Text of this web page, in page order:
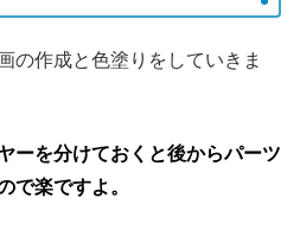
の作成と色塗りをしていきま
ーを分けておくと後からパーツ
で楽ですよ。